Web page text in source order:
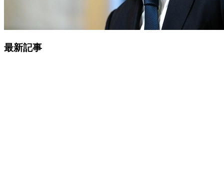
最新記事